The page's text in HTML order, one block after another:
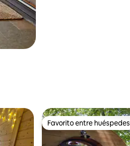
Favorito entre huéspedes
Favorito entre huéspedes